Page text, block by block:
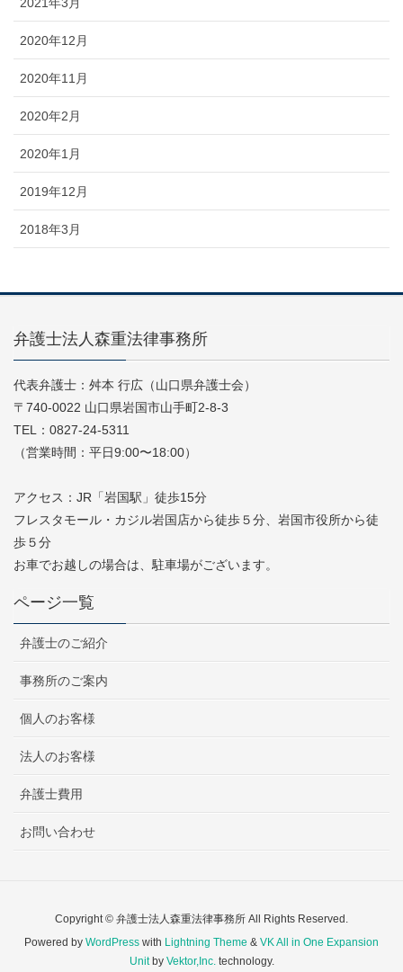
2021年3月
2020年12月
2020年11月
2020年2月
2020年1月
2019年12月
2018年3月
弁護士法人森重法律事務所
代表弁護士：舛本 行広（山口県弁護士会）
〒740-0022 山口県岩国市山手町2-8-3
TEL：0827-24-5311
（営業時間：平日9:00〜18:00）
アクセス：JR「岩国駅」徒歩15分
フレスタモール・カジル岩国店から徒歩５分、岩国市役所から徒
歩５分
お車でお越しの場合は、駐車場がございます。
ページ一覧
弁護士のご紹介
事務所のご案内
個人のお客様
法人のお客様
弁護士費用
お問い合わせ
Copyright © 弁護士法人森重法律事務所 All Rights Reserved.
Powered by WordPress with Lightning Theme & VK All in One Expansion
Unitby Vektor,Inc.technology.